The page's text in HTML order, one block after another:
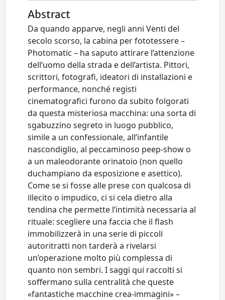
Abstract
Da quando apparve, negli anni Venti del
secolo scorso, la cabina per fototessere –
Photomatic – ha saputo attirare l’attenzione
dell’uomo della strada e dell’artista. Pittori,
scrittori, fotografi, ideatori di installazioni e
performance, nonché registi
cinematografici furono da subito folgorati
da questa misteriosa macchina: una sorta di
sgabuzzino segreto in luogo pubblico,
simile a un confessionale, all’infantile
nascondiglio, al peccaminoso peep-show o
a un maleodorante orinatoio (non quello
duchampiano da esposizione e asettico).
Come se si fosse alle prese con qualcosa di
illecito o impudico, ci si cela dietro alla
tendina che permette l’intimità necessaria al
rituale: scegliere una faccia che il flash
immobilizzerà in una serie di piccoli
autoritratti non tarderà a rivelarsi
un’operazione molto più complessa di
quanto non sembri. I saggi qui raccolti si
soffermano sulla centralità che queste
«fantastiche macchine crea-immagini» –